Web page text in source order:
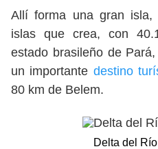
Allí forma una gran
islas que crea, con
estado brasileño de
un importante destino
80 km de Belem.
Delta del